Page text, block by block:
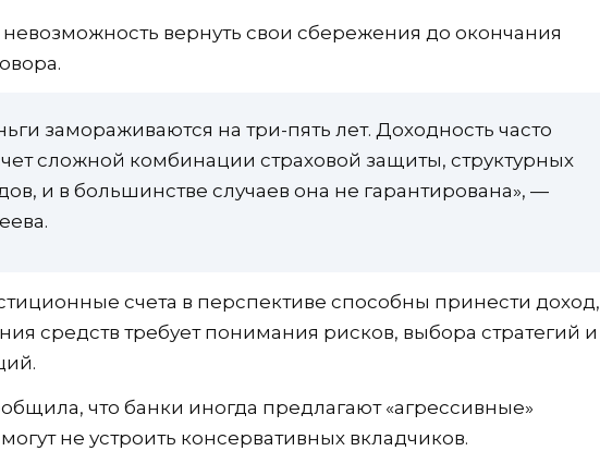
невозможность вернуть свои сбережения до окончания
замораживаются на три-пять лет. Доходность часто
сложной комбинации страховой защиты, структурных
и в большинстве случаев она не гарантирована», —
счета в перспективе способны принести доход,
средств требует понимания рисков, выбора стратегий и
что банки иногда предлагают «агрессивные»
не устроить консервативных вкладчиков.